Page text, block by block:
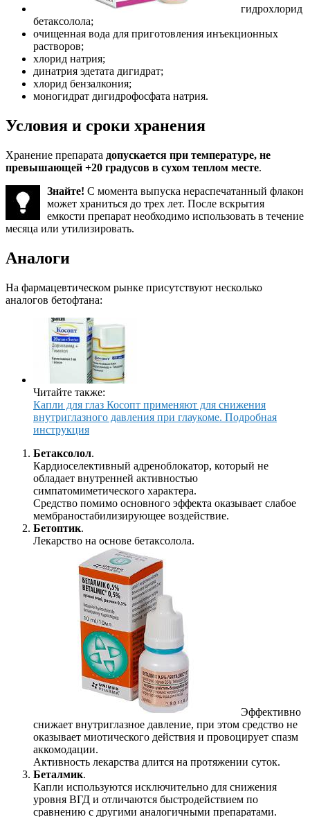
гидрохлорид
бетаксолола;
очищенная вода для приготовления инъекционных
растворов;
хлорид натрия;
динатрия эдетата дигидрат;
хлорид бензалкония;
моногидрат дигидрофосфата натрия.
Условия и сроки хранения
Хранение препарата допускается при температуре, не
превышающей +20 градусов в сухом теплом месте.
Знайте! С момента выпуска нераспечатанный флакон
может храниться до трех лет. После вскрытия
емкости препарат необходимо использовать в течение
месяца или утилизировать.
Аналоги
На фармацевтическом рынке присутствуют несколько
аналогов бетофтана:
Читайте также:
Капли для глаз Косопт применяют для снижения
внутриглазного давления при глаукоме. Подробная
инструкция
Бетаксолол.
Кардиоселективный адреноблокатор, который не
обладает внутренней активностью
симпатомиметического характера.
Средство помимо основного эффекта оказывает слабое
мембраностабилизирующее воздействие.
Бетоптик.
Лекарство на основе бетаксолола.
Эффективно
снижает внутриглазное давление, при этом средство не
оказывает миотического действия и провоцирует спазм
аккомодации.
Активность лекарства длится на протяжении суток.
Беталмик.
Капли используются исключительно для снижения
уровня ВГД и отличаются быстродействием по
сравнению с другими аналогичными препаратами.